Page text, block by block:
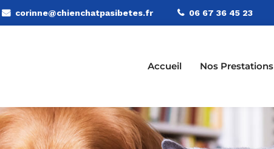
corinne@chienchatpasibetes.fr 06 67 36 45 23
Accueil Nos Prestations